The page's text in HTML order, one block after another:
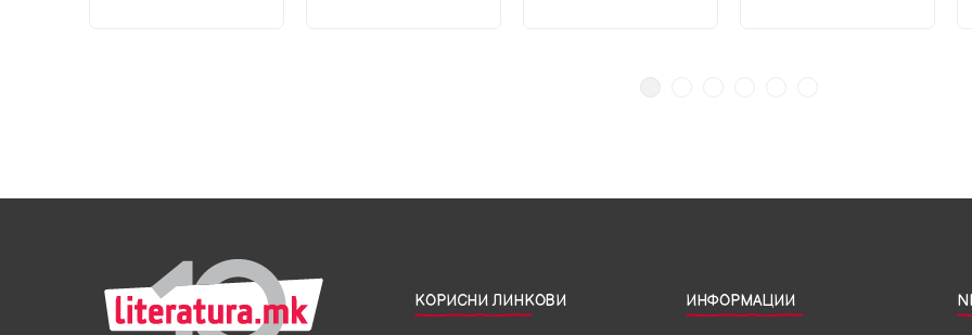
КОРИСНИ ЛИНКОВИ ИНФОРМАЦИИ